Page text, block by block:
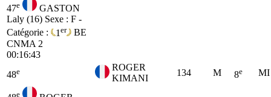
47e
GASTON
Laly (16) Sexe : F -
Catégorie :
1 er
BE
CNMA 2
00:16:43
48e
ROGER
KIMANI
134 M 8e MI
e